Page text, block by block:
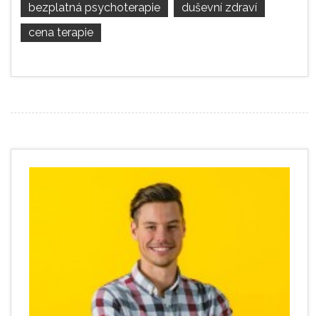
bezplatná psychoterapie
duševní zdraví
cena terapie